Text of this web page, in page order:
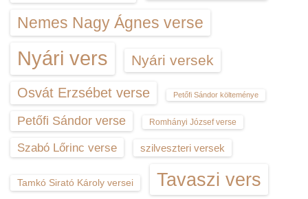
Nemes Nagy Ágnes verse
Nyári vers Nyári versek
Osvát Erzsébet verse Petőfi Sándor költeménye
Petőfi Sándor verse Romhányi József verse
Szabó Lőrinc verse szilveszteri versek
Tamkó Sirató Károly versei Tavaszi vers